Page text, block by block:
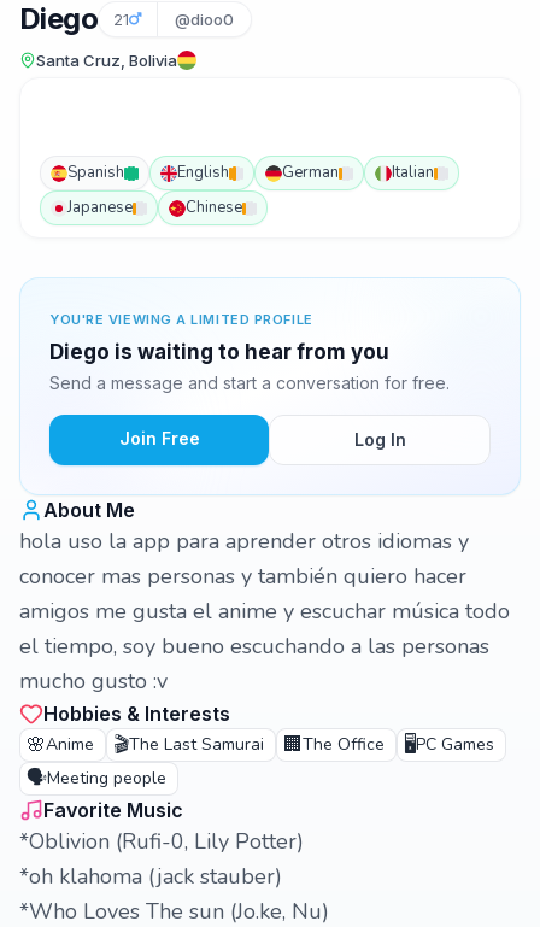
Diego 21 @dioo0
Santa Cruz, Bolivia
Spanish English German
Italian
Japanese
Chinese
YOU'RE VIEWING A LIMITED PROFILE
Diego is waiting to hear from you
Send a message and start a conversation for free.
Join Free Log In
About Me
hola uso la app para aprender otros idiomas y
conocer mas personas y también quiero hacer
amigos me gusta el anime y escuchar música todo
el tiempo, soy bueno escuchando a las personas
mucho gusto :v
Hobbies & Interests
🌸Anime 🎬The Last Samurai 🏢The Office 🖥️PC Games
🗣️Meeting people
Favorite Music
*Oblivion (Rufi-0, Lily Potter)
*oh klahoma (jack stauber)
*Who Loves The sun (Jo.ke, Nu)